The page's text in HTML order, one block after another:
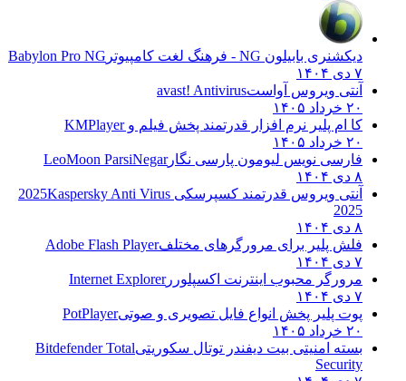
دیکشنری بابیلون NG - فرهنگ لغت کامپیوتر
Babylon Pro NG
۷ دی ۱۴۰۴
آنتی ویروس آواستavast! Antivirus
۲۰ خرداد ۱۴۰۵
کا ام پلیر نرم افزار قدرتمند پخش فیلم وKMPlayer
۲۰ خرداد ۱۴۰۵
فارسی نویس لیومون پارسی نگارLeoMoon ParsiNegar
۸ دی ۱۴۰۴
آنتی ویروس قدرتمند کسپرسکی 2025 Kaspersky Anti Virus
2025
۸ دی ۱۴۰۴
فلش پلیر برای مرورگرهای مختلفAdobe Flash Player
۷ دی ۱۴۰۴
مرورگر محبوب اینترنت اکسپلوررInternet Explorer
۷ دی ۱۴۰۴
پوت پلیر پخش انواع فایل تصویری و صوتیPotPlayer
۲۰ خرداد ۱۴۰۵
بسته امنیتی بیت دیفندر توتال سکوریتیBitdefender Total
Security